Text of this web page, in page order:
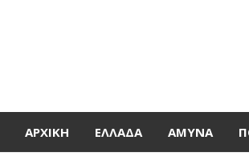
ΑΡΧΙΚΉ ΕΛΛΆΔΑ ΆΜΥΝΑ